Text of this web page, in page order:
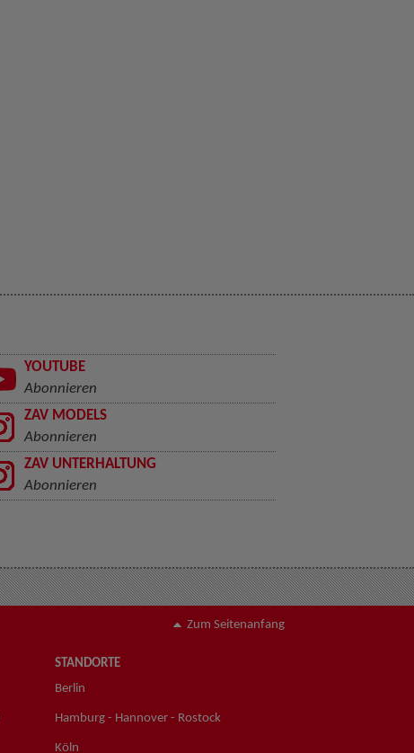
YOUTUBE
Abonnieren
ZAV MODELS
Abonnieren
ZAV UNTERHALTUNG
Abonnieren
Zum Seitenanfang
STANDORTE
Berlin
Hamburg - Hannover - Rostock
Köln